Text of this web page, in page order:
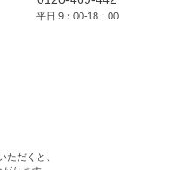
平日 9：00-18：00
ただくと、